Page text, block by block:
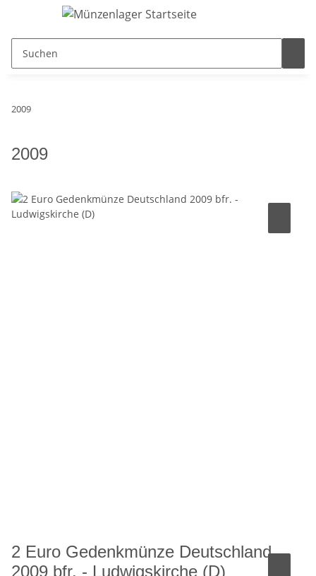
2009
2009
2 Euro Gedenkmünze Deutschland
2009 bfr. - Ludwigskirche (D)